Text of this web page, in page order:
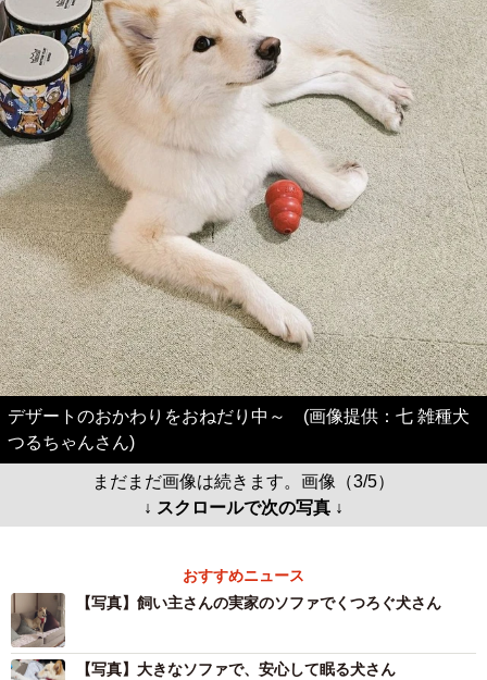
デザートのおかわりをおねだり中～ (画像提供：七 雑種犬
つるちゃんさん)
まだまだ画像は続きます。画像（3/5）
↓ スクロールで次の写真 ↓
おすすめニュース
【写真】飼い主さんの実家のソファでくつろぐ犬さん
【写真】大きなソファで、安心して眠る犬さん